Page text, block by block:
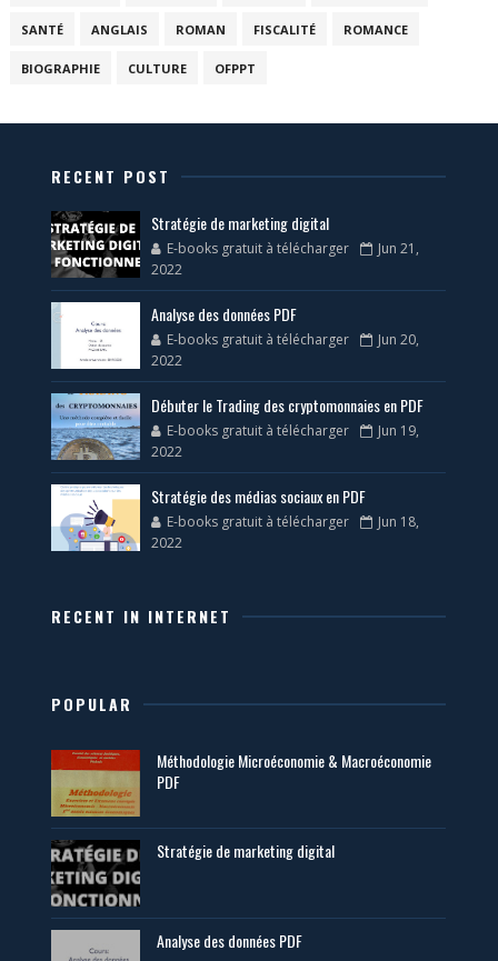
SANTÉ ANGLAIS ROMAN FISCALITÉ ROMANCE
BIOGRAPHIE CULTURE OFPPT
RECENT POST
Stratégie de marketing digital
E-books gratuit à télécharger
Jun 21,
2022
Analyse des données PDF
E-books gratuit à télécharger
Jun 20,
2022
Débuter le Trading des cryptomonnaies en PDF
E-books gratuit à télécharger
Jun 19,
2022
Stratégie des médias sociaux en PDF
E-books gratuit à télécharger
Jun 18,
2022
RECENT IN INTERNET
POPULAR
Méthodologie Microéconomie & Macroéconomie
PDF
Stratégie de marketing digital
Analyse des données PDF